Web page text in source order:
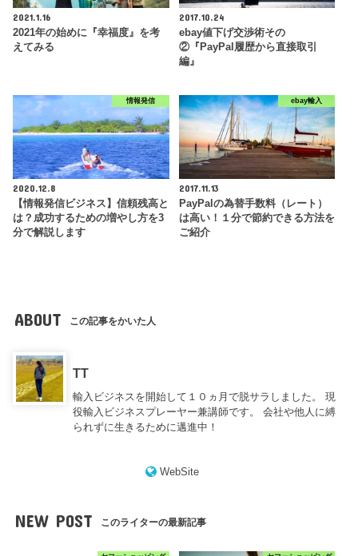
2021.1.16
2021年の始めに『幸福度』を考
えてみる
2017.10.24
ebay値下げ交渉術その
②『PayPal履歴から直接取引
編』
情報発信
2020.12.8
【情報発信ビジネス】信頼残高と
は？成功するための増やし方を3
分で解説します
ebay輸入
2017.11.13
PayPalの為替手数料（レート）
は高い！１分で節約できる方法を
ご紹介
ABOUT この記事をかいた人
TT
輸入ビジネスを開始して１０ヵ月で脱サラしました。 現
役輸入ビジネスプレーヤー兼講師です。 会社や他人に縛
られずに生きるために邁進中！
WebSite
NEW POST このライターの最新記事